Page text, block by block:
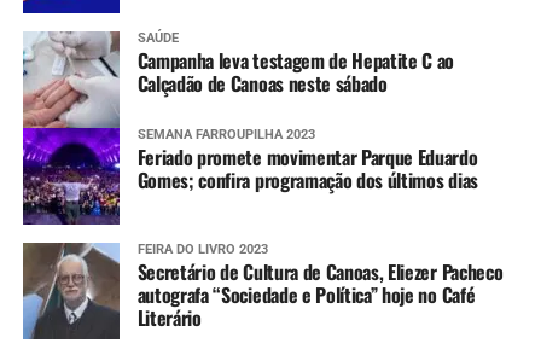
SAÚDE
Campanha leva testagem de Hepatite C ao
Calçadão de Canoas neste sábado
SEMANA FARROUPILHA 2023
Feriado promete movimentar Parque Eduardo
Gomes; confira programação dos últimos dias
FEIRA DO LIVRO 2023
Secretário de Cultura de Canoas, Eliezer Pacheco
autografa “Sociedade e Política” hoje no Café
Literário